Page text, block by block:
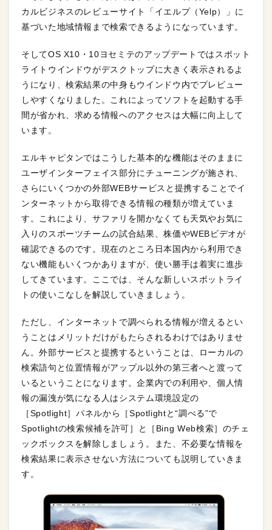
カルビジネスのレビューサイト「イエルプ（Yelp）」に
基づいた地域情報まで検索できるようになっています。
そしてOS X10・10ヨセミテのアップデートではスポット
ライトウインドウがデスクトップに大きく表示されるよ
うになり、検索結果の中身もウインドウ内でプレビュー
しやすくなりました。これによってソフトを起動する手
間が省かれ、求める情報へのアクセスは大幅に向上して
います。
エルキャピタンではこうした基本的な機能はそのままに
ユーザインターフェイス部分にチューニングが施され、
さらにいくつかの外部WEBサービスと提携することでイ
ンターネットから取得できる情報の種類が増えていま
す。これにより、サファリを開かなくても天気やお気に
入りのスポーツチームの試合結果、株価やWEBビデオが
確認できるのです。現在のところ日本国内から利用でき
ない機能もいくつかありますが、使い勝手は着実に進歩
してきています。ここでは、そんな新しいスポットライ
トの使いこなしを解説していきましょう。
ただし、インターネットで調べられる情報が増えるとい
うことはメリットだけがもたらされるわけではありませ
ん。外部サービスと提携するということは、ローカルの
検索語句と位置情報がアップル以外の第三者へと渡って
いるということになります。企業内での利用や、個人情
報の漏洩が気になる人はシステム環境設定の
［Spotlight］パネルから［Spotlightと“調べる”で
Spotlightの検索候補を許可］と［Bing Web検索］のチェ
ックボックスを解除しましょう。また、不必要な情報を
検索結果に表示させない方法についても説明していきま
す。